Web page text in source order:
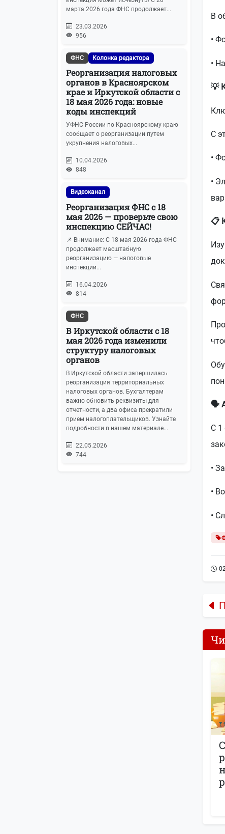
марта 2026 года ФНС продолжает...
23.03.2026
956
ФНС Колонка редактора
Реорганизация налоговых
органов в Красноярском
крае и Иркутской области с
18 мая 2026 года: новые
коды инспекций
УФНС России по Красноярскому краю
сообщает о реорганизации путем
укрупнения налоговых...
10.04.2026
848
Видеоканал
Реорганизация ФНС с 18
мая 2026 — проверьте свою
инспекцию СЕЙЧАС!
📌 Внимание: С 18 мая 2026 года ФНС
продолжает масштабную
реорганизацию — налоговые
инспекции...
16.04.2026
814
ФНС
В Иркутской области с 18
мая 2026 года изменили
структуру налоговых
органов
В Иркутской области завершилась
реорганизация территориальных
налоговых органов. Бухгалтерам
важно обновить реквизиты для
отчетности, а два офиса прекратили
прием налогоплательщиков. Узнайте
подробности в нашем материале...
22.05.2026
744
В
•
•
💡
С
•
•
📋
🗣
С 1
•
•
•